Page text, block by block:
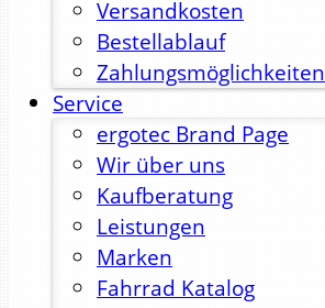
Versandkosten
Bestellablauf
Zahlungsmöglichkeiten
Service
ergotec Brand Page
Wir über uns
Kaufberatung
Leistungen
Marken
Fahrrad Katalog